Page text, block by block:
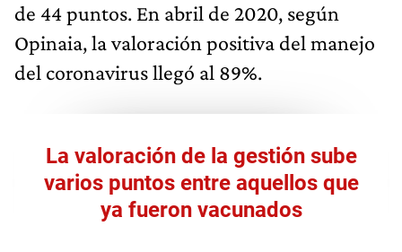
de 44 puntos. En abril de 2020, según
Opinaia, la valoración positiva del manejo
del coronavirus llegó al 89%.
La valoración de la gestión sube
varios puntos entre aquellos que
ya fueron vacunados